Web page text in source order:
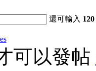
還可輸入 120
可以發帖